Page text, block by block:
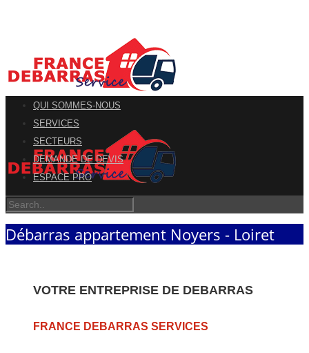
QUI SOMMES-NOUS
SERVICES
SECTEURS
DEMANDE DE DEVIS
ESPACE PRO
Débarras appartement Noyers - Loiret
VOTRE ENTREPRISE DE DEBARRAS
FRANCE DEBARRAS SERVICES